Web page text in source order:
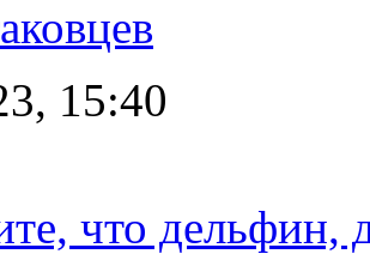
15:40
что дельфин,